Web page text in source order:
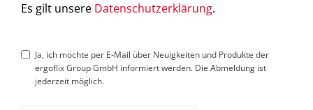
Es gilt unsere Datenschutzerklärung.
Ja, ich möchte per E-Mail über Neuigkeiten und Produkte der
ergoflix Group GmbH informiert werden. Die Abmeldung ist
jederzeit möglich.